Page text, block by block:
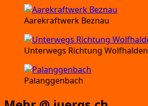
Aarekraftwerk Beznau
Unterwegs Richtung Wolfhalden
Palanggenbach